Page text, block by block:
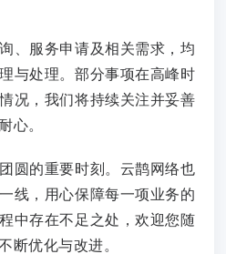
、服务申请及相关需求，均
与处理。部分事项在高峰时
况，我们将持续关注并妥善
心。
圆的重要时刻。云鹊网络也
线，用心保障每一项业务的
中存在不足之处，欢迎您随
断优化与改进。